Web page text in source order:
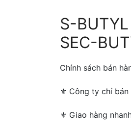
S-
SEC-
Chính sách bán
⚜ ️Công ty chỉ
⚜ Giao hàng